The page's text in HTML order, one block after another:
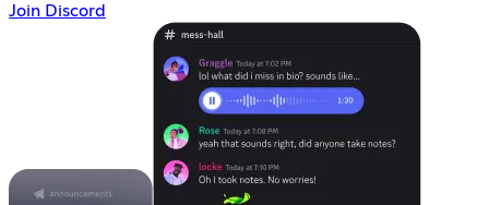
Join Discord